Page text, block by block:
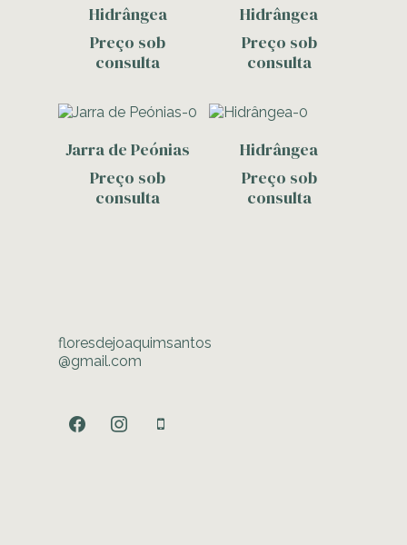
Contacte-Nos
Hidrângea
Preço sob
consulta
Contacte-Nos
Hidrângea
Preço sob
consulta
Jarra de Peónias
Preço sob
consulta
Contacte-Nos
Hidrângea
Preço sob
consulta
floresdejoaquimsantos
@gmail.com
facebookinstagrammobile